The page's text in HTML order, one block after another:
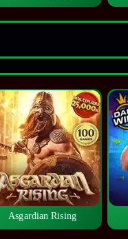
Asgardian Rising